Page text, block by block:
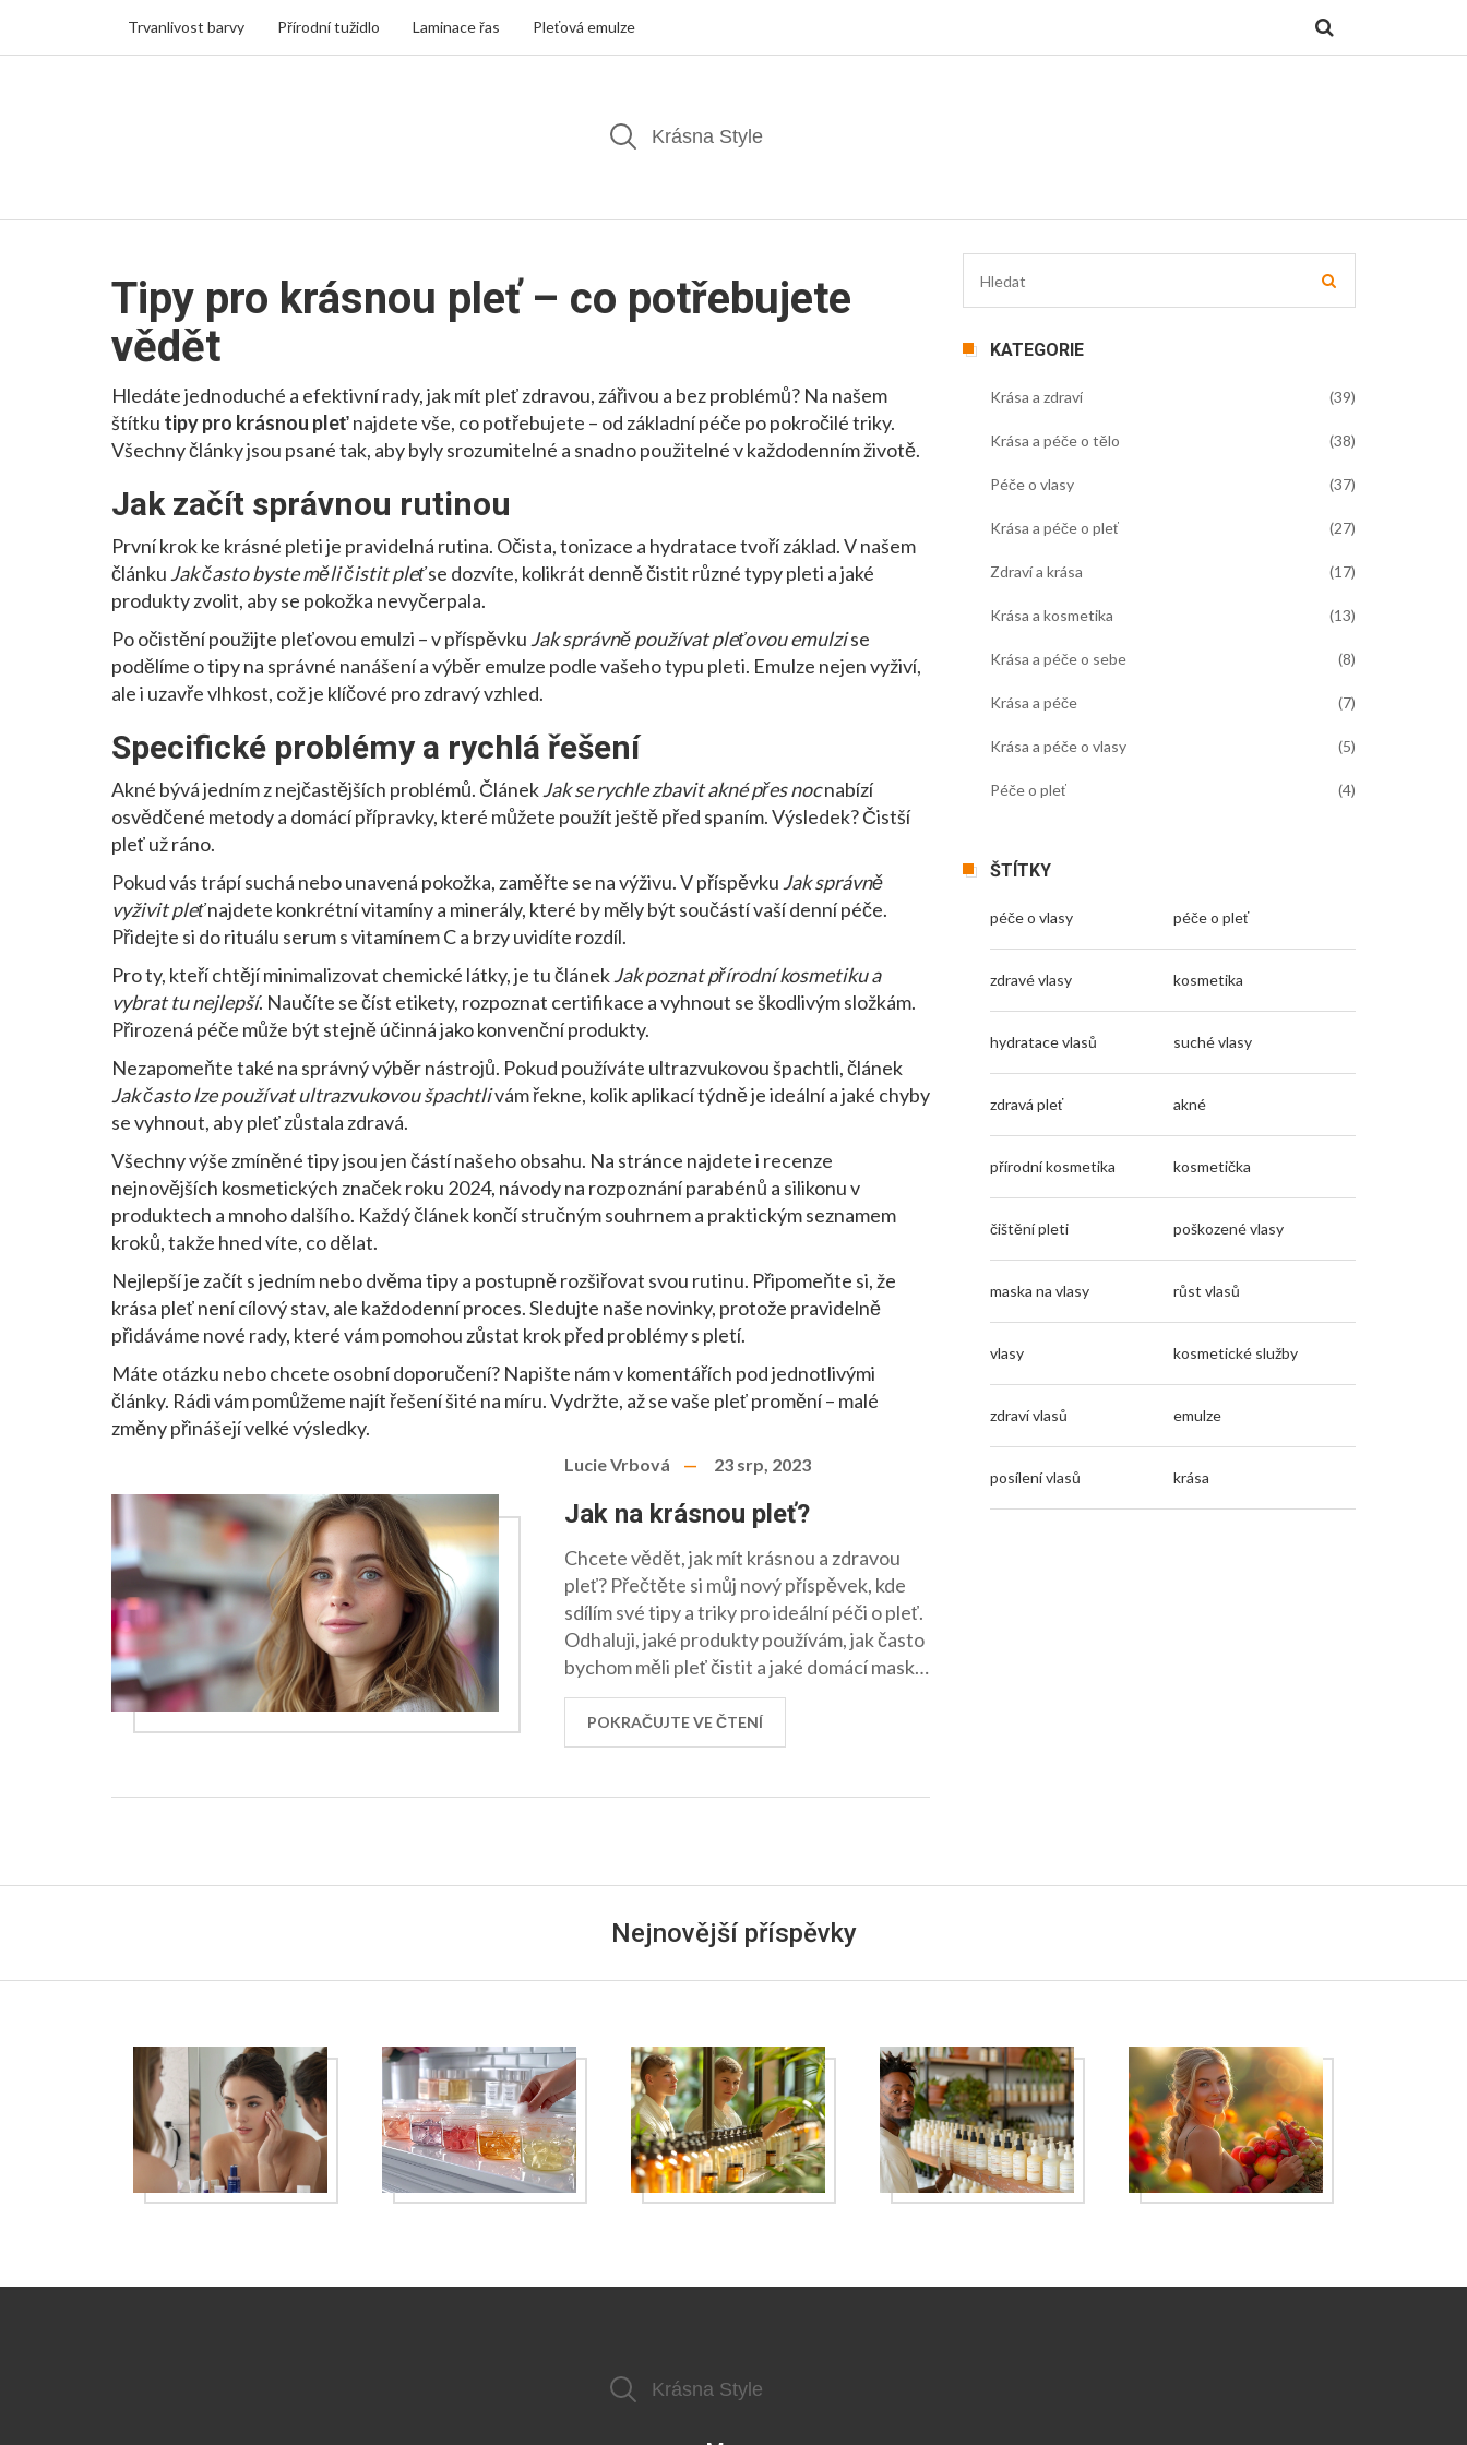
Trvanlivost barvy Přírodní tužidlo Laminace řas Pleťová emulze
Tipy pro krásnou pleť – co potřebujete
vědět
Hledáte jednoduché a efektivní rady, jak mít pleť zdravou, zářivou a bez problémů? Na našem
štítku tipy pro krásnou pleťnajdete vše, co potřebujete – od základní péče po pokročilé triky.
Všechny články jsou psané tak, aby byly srozumitelné a snadno použitelné v každodenním životě.
Jak začít správnou rutinou
První krok ke krásné pleti je pravidelná rutina. Očista, tonizace a hydratace tvoří základ. V našem
článku Jak často byste měli čistit pleťse dozvíte, kolikrát denně čistit různé typy pleti a jaké
produkty zvolit, aby se pokožka nevyčerpala.
Po očistění použijte pleťovou emulzi – v příspěvku Jak správně používat pleťovou emulzise
podělíme o tipy na správné nanášení a výběr emulze podle vašeho typu pleti. Emulze nejen vyživí,
ale i uzavře vlhkost, což je klíčové pro zdravý vzhled.
Specifické problémy a rychlá řešení
Akné bývá jedním z nejčastějších problémů. ČlánekJak se rychle zbavit akné přes nocnabízí
osvědčené metody a domácí přípravky, které můžete použít ještě před spaním. Výsledek? Čistší
pleť už ráno.
Pokud vás trápí suchá nebo unavená pokožka, zaměřte se na výživu. V příspěvku Jak správně
vyživit pleťnajdete konkrétní vitamíny a minerály, které by měly být součástí vaší denní péče.
Přidejte si do rituálu serum s vitamínem C a brzy uvidíte rozdíl.
Pro ty, kteří chtějí minimalizovat chemické látky, je tu článekJak poznat přírodní kosmetiku a
vybrat tu nejlepší. Naučíte se číst etikety, rozpoznat certifikace a vyhnout se škodlivým složkám.
Přirozená péče může být stejně účinná jako konvenční produkty.
Nezapomeňte také na správný výběr nástrojů. Pokud používáte ultrazvukovou špachtli, článek
Jak často lze používat ultrazvukovou špachtlivám řekne, kolik aplikací týdně je ideální a jaké chyby
se vyhnout, aby pleť zůstala zdravá.
Všechny výše zmíněné tipy jsou jen částí našeho obsahu. Na stránce najdete i recenze
nejnovějších kosmetických značek roku 2024, návody na rozpoznání parabénů a silikonu v
produktech a mnoho dalšího. Každý článek končí stručným souhrnem a praktickým seznamem
kroků, takže hned víte, co dělat.
Nejlepší je začít s jedním nebo dvěma tipy a postupně rozšiřovat svou rutinu. Připomeňte si, že
krása pleť není cílový stav, ale každodenní proces. Sledujte naše novinky, protože pravidelně
přidáváme nové rady, které vám pomohou zůstat krok před problémy s pletí.
Máte otázku nebo chcete osobní doporučení? Napište nám v komentářích pod jednotlivými
články. Rádi vám pomůžeme najít řešení šité na míru. Vydržte, až se vaše pleť promění – malé
změny přinášejí velké výsledky.
Lucie Vrbová 23 srp, 2023
Jak na krásnou pleť?
Chcete vědět, jak mít krásnou a zdravou
pleť? Přečtěte si můj nový příspěvek, kde
sdílím své tipy a triky pro ideální péči o pleť.
Odhaluji, jaké produkty používám, jak často
bychom měli pleť čistit a jaké domácí masky
můžete vyzkoušet. Poznejte tajemství mé
krásné pleti a zjistěte, jaké rituály mohou
pomoci i vám. Jsem si jistá, že se vám moje
POKRAČUJTE VE ČTENÍ
KATEGORIE
Krása a zdraví (39)
Krása a péče o tělo (38)
Péče o vlasy (37)
Krása a péče o pleť (27)
Zdraví a krása (17)
Krása a kosmetika (13)
Krása a péče o sebe (8)
Krása a péče (7)
Krása a péče o vlasy (5)
Péče o pleť (4)
ŠTÍTKY
péče o vlasy péče o pleť
zdravé vlasy kosmetika
hydratace vlasů suché vlasy
zdravá pleť akné
přírodní kosmetika kosmetička
čištění pleti poškozené vlasy
maska na vlasy růst vlasů
vlasy kosmetické služby
zdraví vlasů emulze
posílení vlasů krása
Nejnovější příspěvky